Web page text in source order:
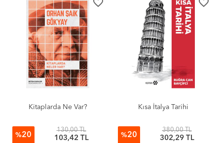
favorite_border
Kitaplarda Ne Var?
%20
130,00 TL
103,42 TL
favorite_border
Kısa İtalya Tarihi
%20
380,00 TL
302,29 TL